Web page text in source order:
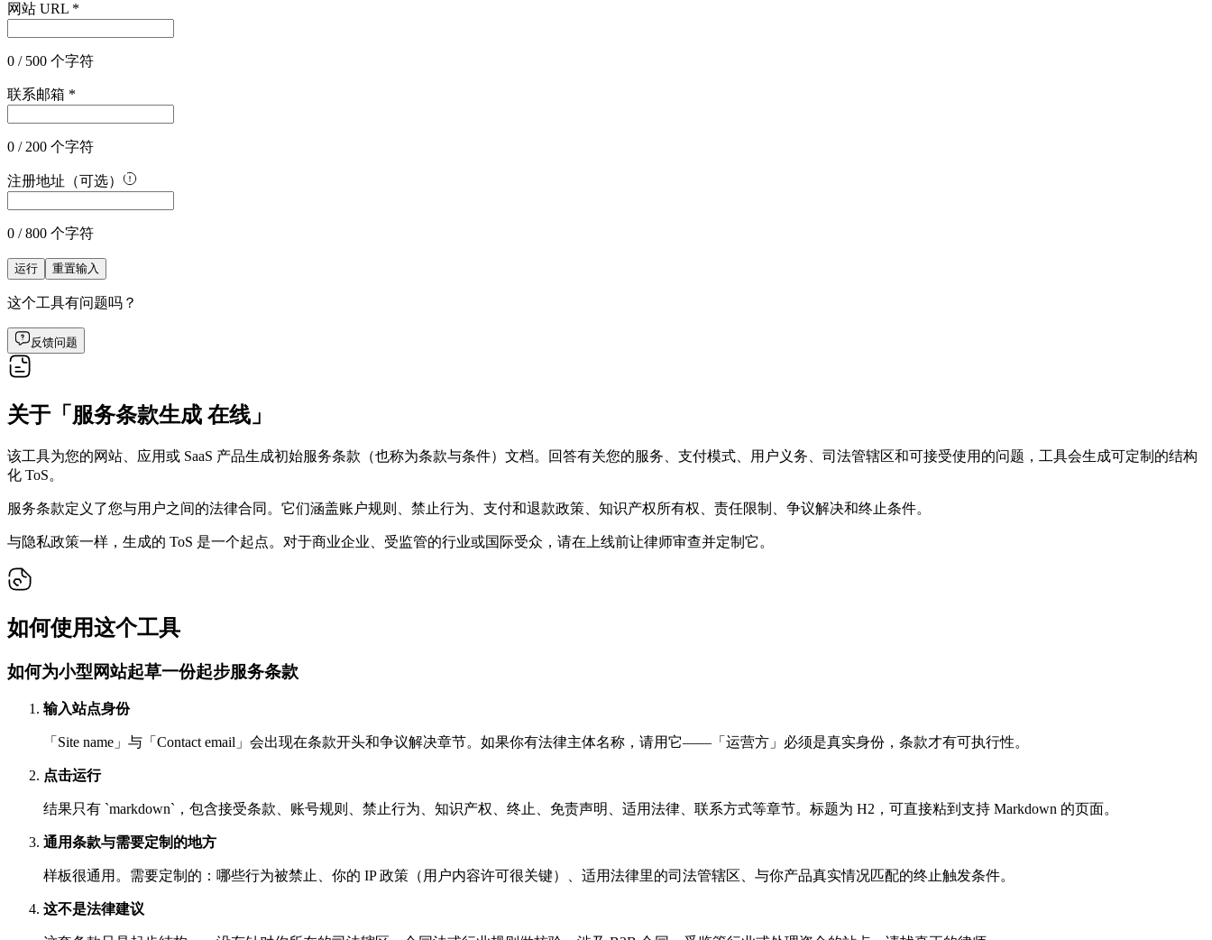
网站 URL *
0 / 500 个字符
联系邮箱 *
0 / 200 个字符
注册地址（可选）
0 / 800 个字符
运行 重置输入
这个工具有问题吗？
反馈问题
关于「服务条款生成 在线」
该工具为您的网站、应用或 SaaS 产品生成初始服务条款（也称为条款与条件）文档。回答有关您的服务、支付模式、用户义务、司法管辖区和可接受使用的问题，工具会生成可定制的结构
化 ToS。
服务条款定义了您与用户之间的法律合同。它们涵盖账户规则、禁止行为、支付和退款政策、知识产权所有权、责任限制、争议解决和终止条件。
与隐私政策一样，生成的 ToS 是一个起点。对于商业企业、受监管的行业或国际受众，请在上线前让律师审查并定制它。
如何使用这个工具
如何为小型网站起草一份起步服务条款
输入站点身份
「Site name」与「Contact email」会出现在条款开头和争议解决章节。如果你有法律主体名称，请用它——「运营方」必须是真实身份，条款才有可执行性。
点击运行
结果只有 `markdown`，包含接受条款、账号规则、禁止行为、知识产权、终止、免责声明、适用法律、联系方式等章节。标题为 H2，可直接粘到支持 Markdown 的页面。
通用条款与需要定制的地方
样板很通用。需要定制的：哪些行为被禁止、你的 IP 政策（用户内容许可很关键）、适用法律里的司法管辖区、与你产品真实情况匹配的终止触发条件。
这不是法律建议